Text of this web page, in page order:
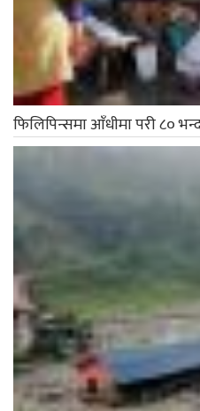
फिलिपिन्समा आँधीमा परी ८०